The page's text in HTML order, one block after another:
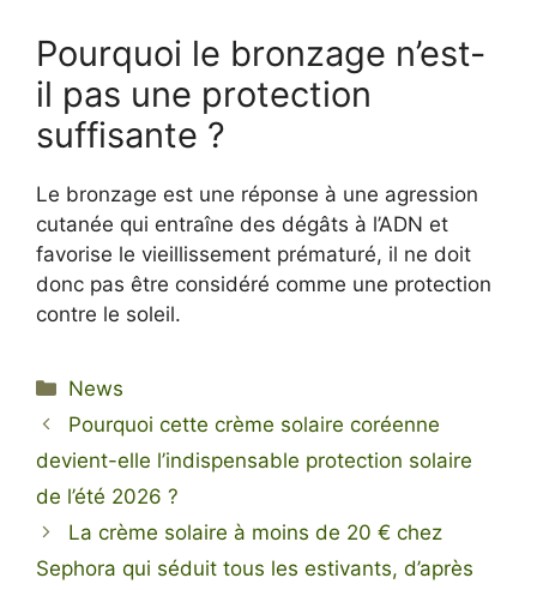
Pourquoi le bronzage n’est-
il pas une protection
suffisante ?
Le bronzage est une réponse à une agression
cutanée qui entraîne des dégâts à l’ADN et
favorise le vieillissement prématuré, il ne doit
donc pas être considéré comme une protection
contre le soleil.
Categories
News
Pourquoi cette crème solaire coréenne
devient-elle l’indispensable protection solaire
de l’été 2026 ?
La crème solaire à moins de 20 € chez
Sephora qui séduit tous les estivants, d’après